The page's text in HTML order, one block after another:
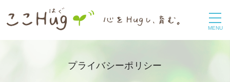
MENU
プライバシーポリシー